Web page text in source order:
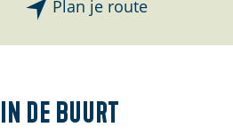
Plan je routen
In de buurt